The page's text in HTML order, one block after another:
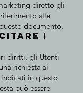
diretto gli
alle
documento.
i
diritti, gli Utenti
richiesta ai
in questo
può essere